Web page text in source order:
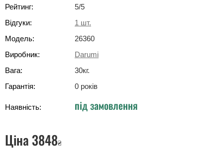
Рейтинг:
5/5
Відгуки:
1 шт.
Модель:
26360
Виробник:
Darumi
Вага:
30кг.
Гарантія:
0 років
Наявність: під замовлення
Ціна 3848₴